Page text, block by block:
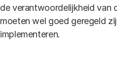
de verantwoordelijkheid van
moeten wel goed geregeld
implementeren.